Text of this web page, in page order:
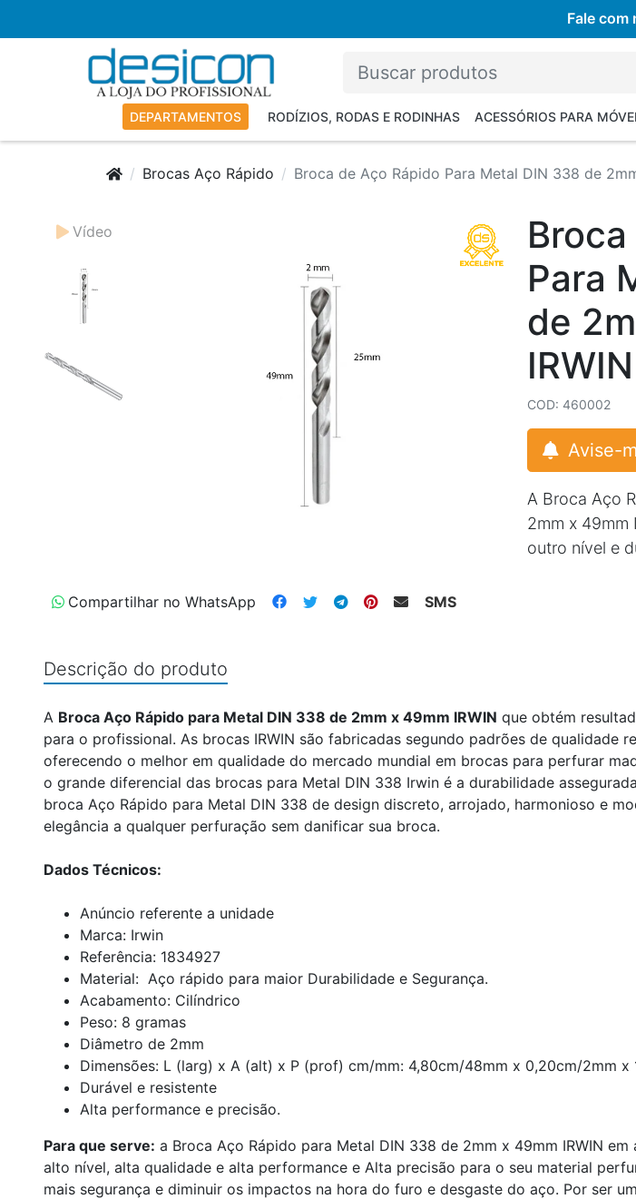
Fale com
DEPARTAMENTOS RODÍZIOS, RODAS E RODINHAS ACESSÓRIOS PARA
Brocas Aço Rápido Broca de Aço Rápido Para Metal DIN 338 de
Vídeo
Compartilhar no WhatsApp SMS
Para
de
IRWIN
COD: 460002
Avise-
A Broca Aço
2mm x 49mm
outro nível e
Descrição do produto
A Broca Aço Rápido para Metal DIN 338 de 2mm x 49mm IRWIN que obtém
para o profissional. As brocas IRWIN são fabricadas segundo padrões de qualidade
oferecendo o melhor em qualidade do mercado mundial em brocas para perfurar
o grande diferencial das brocas para Metal DIN 338 Irwin é a durabilidade
broca Aço Rápido para Metal DIN 338 de design discreto, arrojado, harmonioso e
elegância a qualquer perfuração sem danificar sua broca.
Dados Técnicos:
Anúncio referente a unidade
Marca: Irwin
Referência: 1834927
Material: Aço rápido para maior Durabilidade e Segurança.
Acabamento: Cilíndrico
Peso: 8 gramas
Diâmetro de 2mm
Dimensões: L (larg) x A (alt) x P (prof) cm/mm: 4,80cm/48mm x 0,20cm/2mm x
Durável e resistente
Alta performance e precisão.
Para que serve: a Broca Aço Rápido para Metal DIN 338 de 2mm x 49mm IRWIN
alto nível, alta qualidade e alta performance e Alta precisão para o seu material
mais segurança e diminuir os impactos na hora do furo e desgaste do aço. Por ser